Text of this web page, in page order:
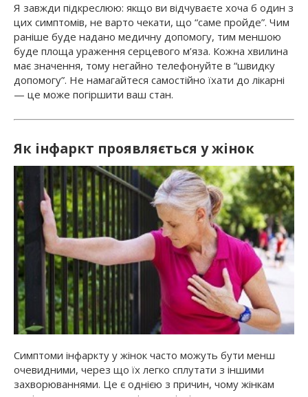
Я завжди підкреслюю: якщо ви відчуваєте хоча б один з
цих симптомів, не варто чекати, що “саме пройде”. Чим
раніше буде надано медичну допомогу, тим меншою
буде площа ураження серцевого м’яза. Кожна хвилина
має значення, тому негайно телефонуйте в “швидку
допомогу”. Не намагайтеся самостійно їхати до лікарні
— це може погіршити ваш стан.
Як інфаркт проявляється у жінок
Симптоми інфаркту у жінок часто можуть бути менш
очевидними, через що їх легко сплутати з іншими
захворюваннями. Це є однією з причин, чому жінкам